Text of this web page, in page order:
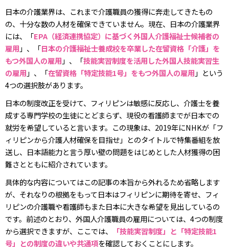
日本の介護業界は、これまで介護職員の獲得に奔走してきたもの
の、十分な数の人材を確保できていません。現在、日本の介護業界
には、「EPA（経済連携協定）に基づく外国人介護福祉士候補者の
雇用 」、「日本の介護福祉士養成校を卒業した在留資格「介護」を
もつ外国人の雇用 」、「技能実習制度を活用した外国人技能実習生
の雇用 」、「在留資格「特定技能1号」をもつ外国人の雇用 」という
4つの選択肢があります。
日本の制度改正を受けて、フィリピンは敏感に反応し、介護士を養
成する専門学校の生徒にとどまらず、現役の看護師までが日本での
就労を希望していると言います。この現象は、2019年にNHKが「フ
ィリピンから介護人材確保を目指せ」とのタイトルで特集番組を放
送し、日本語能力と言う厚い壁の問題をはじめとした人材獲得の困
難さとともに紹介されています。
具体的な内容についてはこの記事の本旨から外れるため省略します
が、それなりの根拠をもって日本はフィリピンに期待を寄せ、フィ
リピンの介護職や看護師もまた日本に大きな希望を見出しているの
です。前述のとおり、外国人介護職員の雇用については、4つの制度
から選択できますが、ここでは、
「技能実習制度」と「特定技能1
号」との制度の違いや共通項を確認しておくことにします。